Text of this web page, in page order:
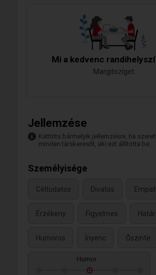
Mi a kedvenc
Margitszíget
Jellemzése
Kattints bármelyik jellemzésre, ha
minden társkeresőt, aki ezt állította be.
Személyisége
Céltudatos Divatos
Érzékeny Figyelmes
Humoros Ínyenc Őszinte
Humor